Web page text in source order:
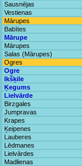
Sausnējas
Vestienas
Mārupes
Babītes
Mārupe
Mārupes
Salas (Mārupes)
Ogres
Ogre
Ikšķile
Ķegums
Lielvārde
Birzgales
Jumpravas
Krapes
Ķeipenes
Lauberes
Lēdmanes
Lielvārdes
Madlienas